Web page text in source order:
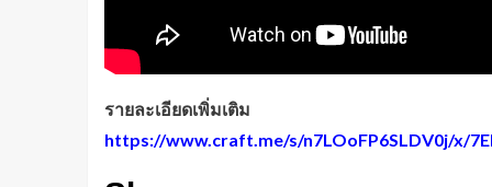
รายละเอียดเพิ่มเติม
https://www.craft.me/s/n7LOoFP6SLDV0j/x/